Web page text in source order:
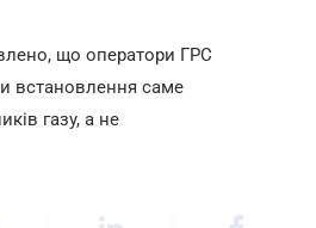
що оператори ГРС
встановлення саме
газу, а не